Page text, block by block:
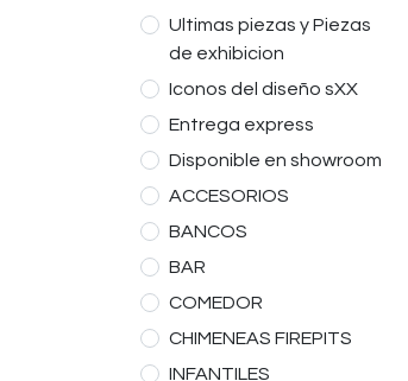
Ultimas piezas y Piezas
de exhibicion
Iconos del diseño sXX
Entrega express
Disponible en showroom
ACCESORIOS
BANCOS
BAR
COMEDOR
CHIMENEAS FIREPITS
INFANTILES